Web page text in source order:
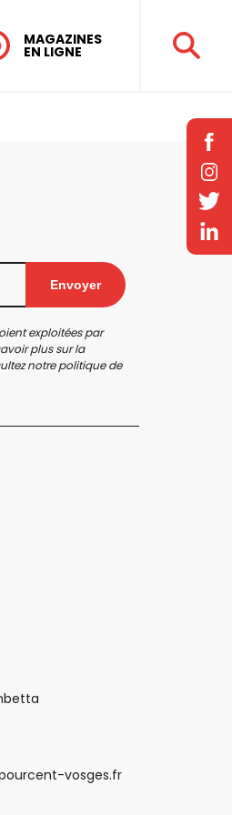
MAGAZINES
EN LIGNE
Envoyer
exploitées par
plus sur la
notrepolitique de
vosges.fr